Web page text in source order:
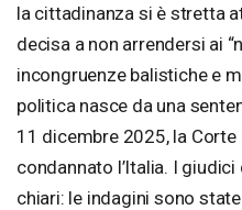
la cittadinanza si è stretta
decisa a non arrendersi ai
incongruenze balistiche e
politica nasce da una
11 dicembre 2025, la Corte
condannato l’Italia. I
chiari: le indagini sono